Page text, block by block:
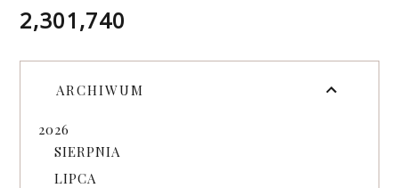
2,301,740
ARCHIWUM
2026
SIERPNIA
LIPCA